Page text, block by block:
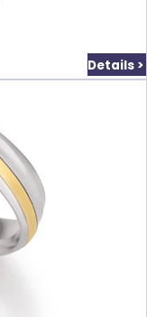
Details >